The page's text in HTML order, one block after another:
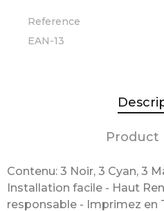
Reference
EAN-13
Product
Contenu: 3 Noir, 3 Cyan, 3
Installation facile - Haut
responsable - Imprimez en